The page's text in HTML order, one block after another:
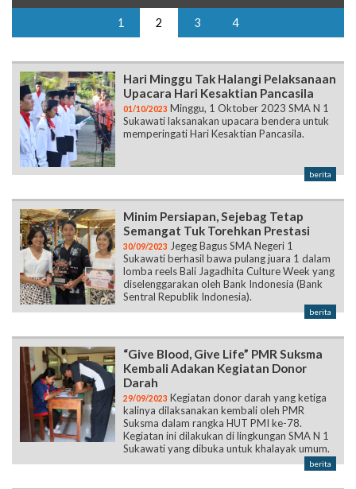
1 2 3 4
Hari Minggu Tak Halangi Pelaksanaan
Upacara Hari Kesaktian Pancasila
01/10/2023 Minggu, 1 Oktober 2023 SMA N 1
Sukawati laksanakan upacara bendera untuk
memperingati Hari Kesaktian Pancasila.
berita
Minim Persiapan, Sejebag Tetap
Semangat Tuk Torehkan Prestasi
30/09/2023 Jegeg Bagus SMA Negeri 1
Sukawati berhasil bawa pulang juara 1 dalam
lomba reels Bali Jagadhita Culture Week yang
diselenggarakan oleh Bank Indonesia (Bank
Sentral Republik Indonesia).
berita
“Give Blood, Give Life” PMR Suksma
Kembali Adakan Kegiatan Donor
Darah
29/09/2023 Kegiatan donor darah yang ketiga
kalinya dilaksanakan kembali oleh PMR
Suksma dalam rangka HUT PMI ke-78.
Kegiatan ini dilakukan di lingkungan SMA N 1
Sukawati yang dibuka untuk khalayak umum.
berita